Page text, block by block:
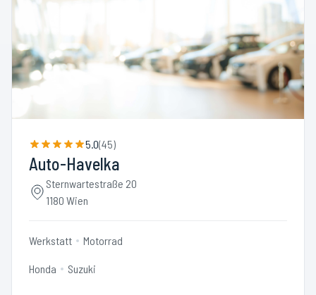
5.0(45)
Auto-Havelka
Sternwartestraße 20
1180 Wien
Werkstatt Motorrad
Honda Suzuki